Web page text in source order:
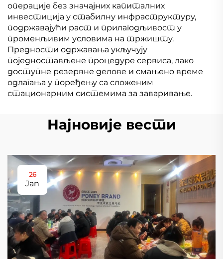
операције без значајних капиталних
инвестиција у стабилну инфраструктуру,
подржавајући раст и прилагодљивост у
променљивим условима на тржишту.
Предности одржавања укључују
поједностављене процедуре сервиса, лако
доступне резервне делове и смањено време
одлагања у поређењу са сложеним
стационарним системима за заваривање.
Најновије вести
26
Jan